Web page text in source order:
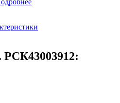
РСК43003912: